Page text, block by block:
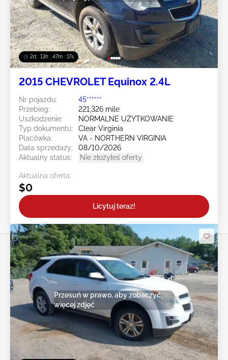
2d : 13h : 47m : 14s
2015 CHEVROLET Equinox 2.4L
Nr pojazdu:
45******
Przebieg:
221,326 mile
Uszkodzenie:
NORMALNE UŻYTKOWANIE
Typ dokumentu:
Clear Virginia
Placówka:
VA - NORTHERN VIRGINIA
Data sprzedaży:
08/10/2026
Aktualny status:
Nie złożyłeś oferty
Aktualna oferta:
$0
Licytuj teraz!
Przesuń w prawo, aby zobaczyć
więcej zdjęć